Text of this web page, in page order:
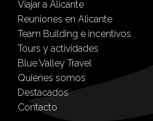
Viajar a Alicante
Reuniones en Alicante
Team Building e incentivos
Tours y actividades
Blue Valley Travel
Quiénes somos
Destacados
Contacto